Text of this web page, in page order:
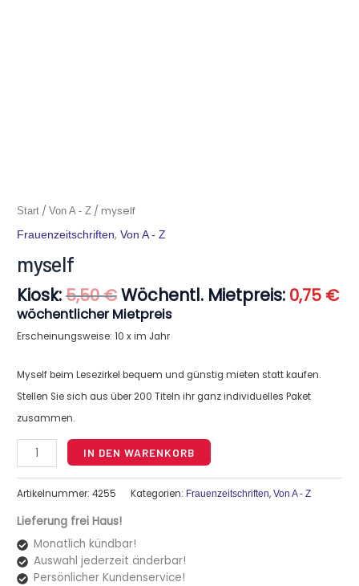
Start /Von A - Z / myself
Frauenzeitschriften,Von A - Z
myself
Kiosk:5,50€
Ursprünglicher
Preis
war:
Wöchentl. Mietpreis: 0,75 €
wöchentlicher Mietpreis
Erscheinungsweise: 10 x im Jahr
Myself beim Lesezirkel bequem und günstig mieten statt kaufen.
Stellen Sie sich aus über 200 Titeln ihr ganz individuelles Paket
zusammen.
myself
IN DEN WARENKORB
Artikelnummer:4255 Kategorien: Frauenzeitschriften,Von A - Z
Lieferung frei Haus!
Monatlich kündbar!
Auswahl jederzeit änderbar!
Persönlicher Kundenservice!